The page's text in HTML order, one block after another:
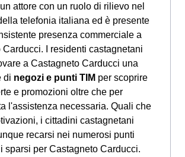
attore con un ruolo di rilievo nel
telefonia italiana ed è presente
presenza commerciale a
Carducci. I residenti castagnetani
a Castagneto Carducci una
di negozi e punti TIM per scoprire
e promozioni oltre che per
l'assistenza necessaria. Quali che
i cittadini castagnetani
recarsi nei numerosi punti
sparsi per Castagneto Carducci.